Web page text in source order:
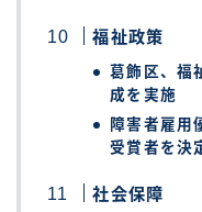
福祉政策
葛飾区、福
成を実施
障害者雇用
受賞者を決
社会保障